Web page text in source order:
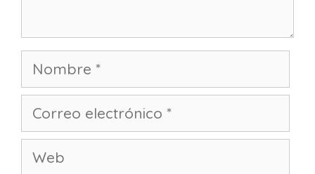
Nombre
Correo
electrónico
Web